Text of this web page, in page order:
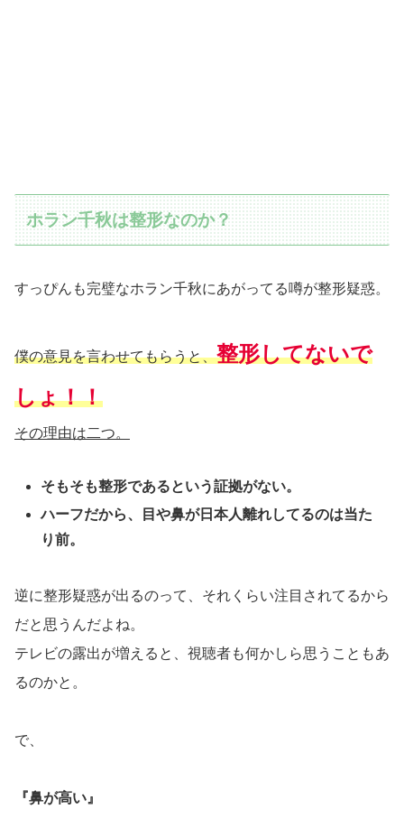
ホラン千秋は整形なのか？
すっぴんも完璧なホラン千秋にあがってる噂が整形疑惑。
僕の意見を言わせてもらうと、整形してないで
しょ！！
その理由は二つ。
そもそも整形であるという証拠がない。
ハーフだから、目や鼻が日本人離れしてるのは当た
り前。
逆に整形疑惑が出るのって、それくらい注目されてるから
だと思うんだよね。
テレビの露出が増えると、視聴者も何かしら思うこともあ
るのかと。
で、
『鼻が高い』